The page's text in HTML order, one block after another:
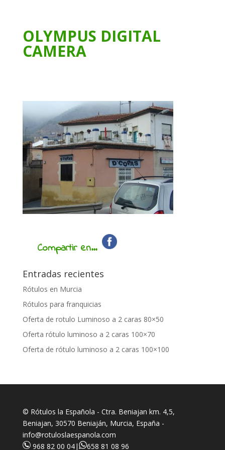
OLYMPUS DIGITAL
CAMERA
Compartir en...
Entradas recientes
Rótulos en Murcia
Rótulos para franquicias
Oferta de rotulo Luminoso a 2 caras 80×50
Oferta rótulo luminoso a 2 caras 100×70
Oferta de rótulo luminoso a 2 caras 100×100
© Rótulos la Española - Ctra. Beniajan km. 4,5,
Beniajan, 30570 Beniaján, Murcia, España -
info@rotuloslaespanola.com
968 82 00 04| 658 81 08 96